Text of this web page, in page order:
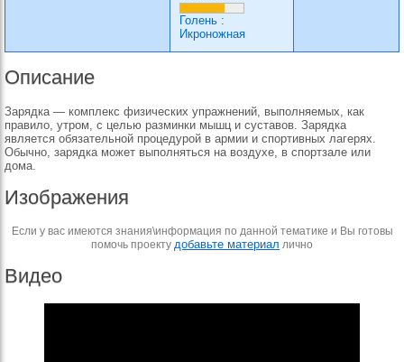
Голень :
Икроножная
Описание
Зарядка — комплекс физических упражнений, выполняемых, как
правило, утром, с целью разминки мышц и суставов. Зарядка
является обязательной процедурой в армии и спортивных лагерях.
Обычно, зарядка может выполняться на воздухе, в спортзале или
дома.
Изображения
Если у вас имеются знания\информация по данной тематике и Вы готовы
помочь проекту добавьте материал лично
Видео